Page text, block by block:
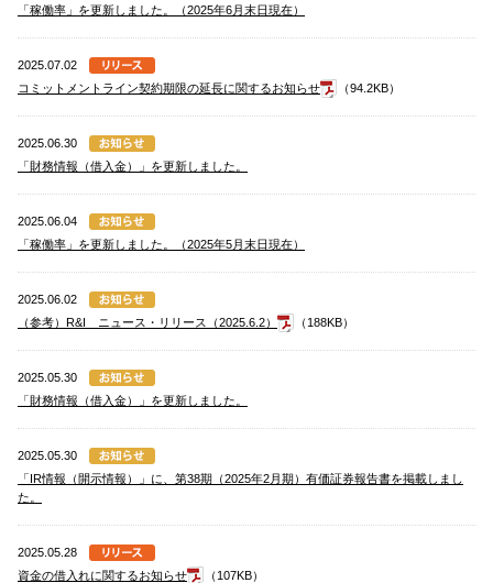
「稼働率」を更新しました。（2025年6月末日現在）
2025.07.02
コミットメントライン契約期限の延長に関するお知らせ
（94.2KB）
2025.06.30
「財務情報（借入金）」を更新しました。
2025.06.04
「稼働率」を更新しました。（2025年5月末日現在）
2025.06.02
（参考）R&I ニュース・リリース（2025.6.2）
（188KB）
2025.05.30
「財務情報（借入金）」を更新しました。
2025.05.30
「IR情報（開示情報）」に、第38期（2025年2月期）有価証券報告書を掲載しまし
た。
2025.05.28
資金の借入れに関するお知らせ
（107KB）